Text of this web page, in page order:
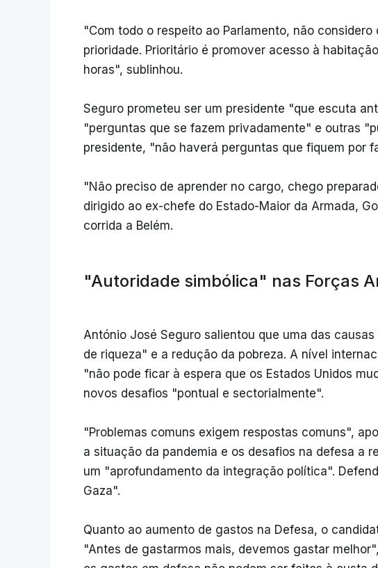
"Com todo o respeito ao Parlamento, não
prioridade. Prioritário é promover acesso à
horas", sublinhou.
Seguro prometeu ser um presidente "que escuta
"perguntas que se fazem privadamente" e outras
presidente, "não haverá perguntas que fiquem por
"Não preciso de aprender no cargo, chego
dirigido ao ex-chefe do Estado-Maior da Armada,
corrida a Belém.
"Autoridade simbólica" nas Forças
António José Seguro salientou que uma das
de riqueza" e a redução da pobreza. A nível
"não pode ficar à espera que os Estados Unidos
novos desafios "pontual e sectorialmente".
"Problemas comuns exigem respostas comuns",
a situação da pandemia e os desafios na defesa a
um "aprofundamento da integração política".
Gaza".
Quanto ao aumento de gastos na Defesa, o
"Antes de gastarmos mais, devemos gastar